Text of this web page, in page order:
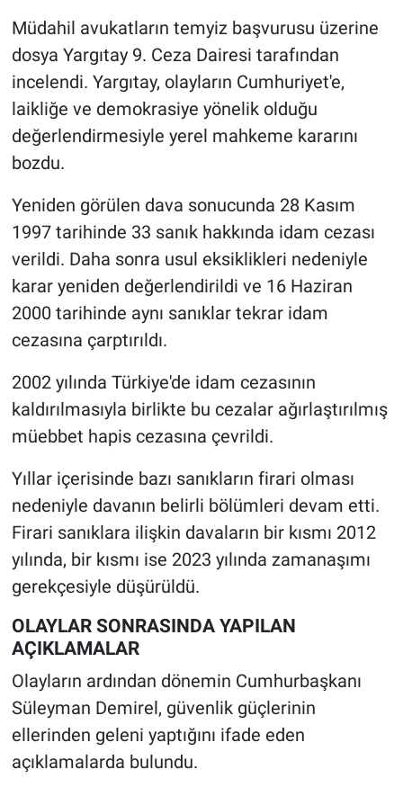
Müdahil avukatların temyiz başvurusu üzerine
dosya Yargıtay 9. Ceza Dairesi tarafından
incelendi. Yargıtay, olayların Cumhuriyet'e,
laikliğe ve demokrasiye yönelik olduğu
değerlendirmesiyle yerel mahkeme kararını
bozdu.
Yeniden görülen dava sonucunda 28 Kasım
1997 tarihinde 33 sanık hakkında idam cezası
verildi. Daha sonra usul eksiklikleri nedeniyle
karar yeniden değerlendirildi ve 16 Haziran
2000 tarihinde aynı sanıklar tekrar idam
cezasına çarptırıldı.
2002 yılında Türkiye'de idam cezasının
kaldırılmasıyla birlikte bu cezalar ağırlaştırılmış
müebbet hapis cezasına çevrildi.
Yıllar içerisinde bazı sanıkların firari olması
nedeniyle davanın belirli bölümleri devam etti.
Firari sanıklara ilişkin davaların bir kısmı 2012
yılında, bir kısmı ise 2023 yılında zamanaşımı
gerekçesiyle düşürüldü.
OLAYLAR SONRASINDA YAPILAN
AÇIKLAMALAR
Olayların ardından dönemin Cumhurbaşkanı
Süleyman Demirel, güvenlik güçlerinin
ellerinden geleni yaptığını ifade eden
açıklamalarda bulundu.